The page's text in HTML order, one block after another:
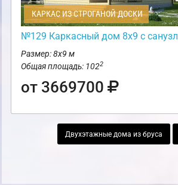
КАРКАС ИЗ СТРОГАНОЙ ДОСКИ
№129 Каркасный дом 8х9 с
Размер: 8х9 м
Общая площадь: 1022
от 3669700
Двухэтажные дома из бруса